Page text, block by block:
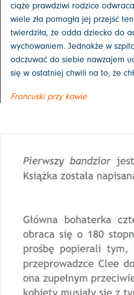
ciąże prawdziwi rodzice
wiele zła pomogła jej przejść
twierdziła, że odda dziecko do
wychowaniem. Jednakże w
odczuwać do siebie nawzajem
się w ostatniej chwili na to, że
Francuski przy kawie